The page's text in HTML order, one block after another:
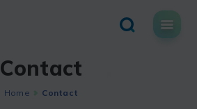
Contact
Home Contact